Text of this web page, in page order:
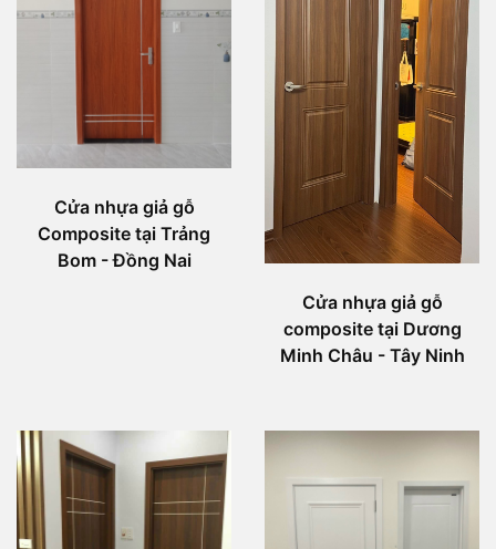
Cửa nhựa giả gỗ
Composite tại Trảng
Bom - Đồng Nai
Cửa nhựa giả gỗ
composite tại Dương
Minh Châu - Tây Ninh